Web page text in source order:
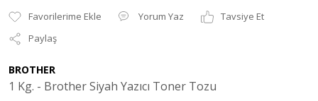
Yorum Yaz
Tavsiye Et
Paylaş
BROTHER
1 Kg. - Brother Siyah Yazıcı Toner Tozu